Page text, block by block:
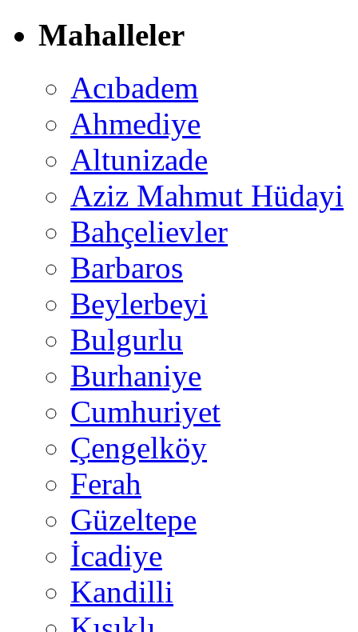
Mahalleler
Acıbadem
Ahmediye
Altunizade
Aziz Mahmut Hüdayi
Bahçelievler
Barbaros
Beylerbeyi
Bulgurlu
Burhaniye
Cumhuriyet
Çengelköy
Ferah
Güzeltepe
İcadiye
Kandilli